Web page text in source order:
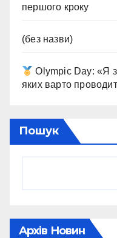
першого кроку
(без назви)
Olympic Day: «Я
яких варто
Пошук
Архів Новин